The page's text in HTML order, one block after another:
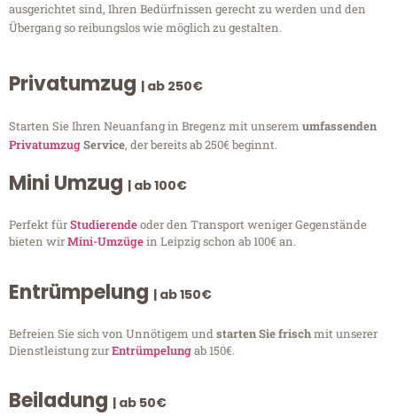
ausgerichtet sind, Ihren Bedürfnissen gerecht zu werden und den
Übergang so reibungslos wie möglich zu gestalten.
Privatumzug | ab 250€
Starten Sie Ihren Neuanfang in Bregenz mit unserem umfassenden
PrivatumzugService, der bereits ab 250€ beginnt.
Mini Umzug | ab 100€
Perfekt fürStudierendeoder den Transport weniger Gegenstände
bieten wirMini-Umzügein Leipzig schon ab 100€ an.
Entrümpelung | ab 150€
Befreien Sie sich von Unnötigem undstarten Sie frischmit unserer
Dienstleistung zurEntrümpelungab 150€.
Beiladung | ab 50€